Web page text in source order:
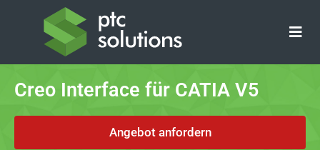
springen
Creo Interface für CATIA V5
Angebot anfordern